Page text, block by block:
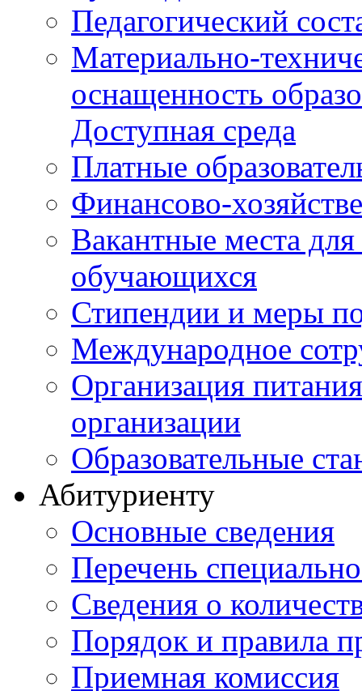
Педагогический
Материально-
оснащенность
Доступная среда
Платные
Финансово-
Вакантные места
обучающихся
Стипендии и меры
Международное
Организация
организации
Образовательные
Абитуриенту
Основные сведения
Перечень
Cведения о
Порядок и правила
Приемная комиссия